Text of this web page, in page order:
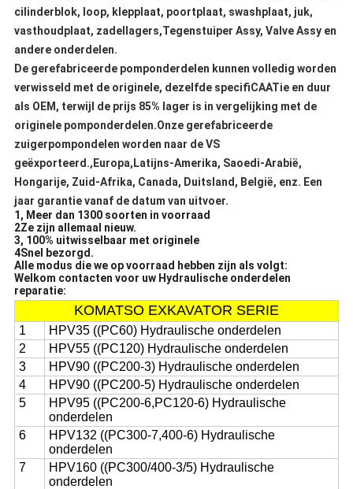
cilinderblok, loop, klepplaat, poortplaat, swashplaat, juk,
vasthoudplaat, zadellagers,Tegenstuiper Assy, Valve Assy en
andere onderdelen.
De gerefabriceerde pomponderdelen kunnen volledig worden
verwisseld met de originele, dezelfde specifiCAATie en duur
als OEM, terwijl de prijs 85% lager is in vergelijking met de
originele pomponderdelen.Onze gerefabriceerde
zuigerpompondelen worden naar de VS
geëxporteerd.,Europa,Latijns-Amerika, Saoedi-Arabië,
Hongarije, Zuid-Afrika, Canada, Duitsland, België, enz. Een
jaar garantie vanaf de datum van uitvoer.
1, Meer dan 1300 soorten in voorraad
2Ze zijn allemaal nieuw.
3, 100% uitwisselbaar met originele
4Snel bezorgd.
Alle modus die we op voorraad hebben zijn als volgt:
Welkom contacten voor uw Hydraulische onderdelen
reparatie:
KOMATSO EXKAVATOR SERIE
1
HPV35 ((PC60) Hydraulische onderdelen
2
HPV55 ((PC120) Hydraulische onderdelen
3
HPV90 ((PC200-3) Hydraulische onderdelen
4
HPV90 ((PC200-5) Hydraulische onderdelen
5
HPV95 ((PC200-6,PC120-6) Hydraulische
onderdelen
6
HPV132 ((PC300-7,400-6) Hydraulische
onderdelen
7
HPV160 ((PC300/400-3/5) Hydraulische
onderdelen